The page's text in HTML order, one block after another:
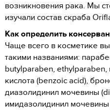
возникновения рака. Мы
изучали состав скраба
Как определить
Чаще всего в косметике
такими названиями:
butylparaben,
кислота (benzoic acid),
диазолидинил мочевины
имидазолидинил